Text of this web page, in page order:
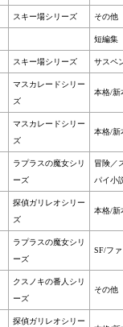
スキー場シリーズ その他
短編集
スキー場シリーズ サスペ
マスカレードシリー
ズ
本格/新
マスカレードシリー
ズ
本格/新
ラプラスの魔女シリ
ーズ
冒険／
パイ小
探偵ガリレオシリー
ズ
本格/新
ラプラスの魔女シリ
ーズ
SF/フ
クスノキの番人シリ
ーズ
その他
探偵ガリレオシリー